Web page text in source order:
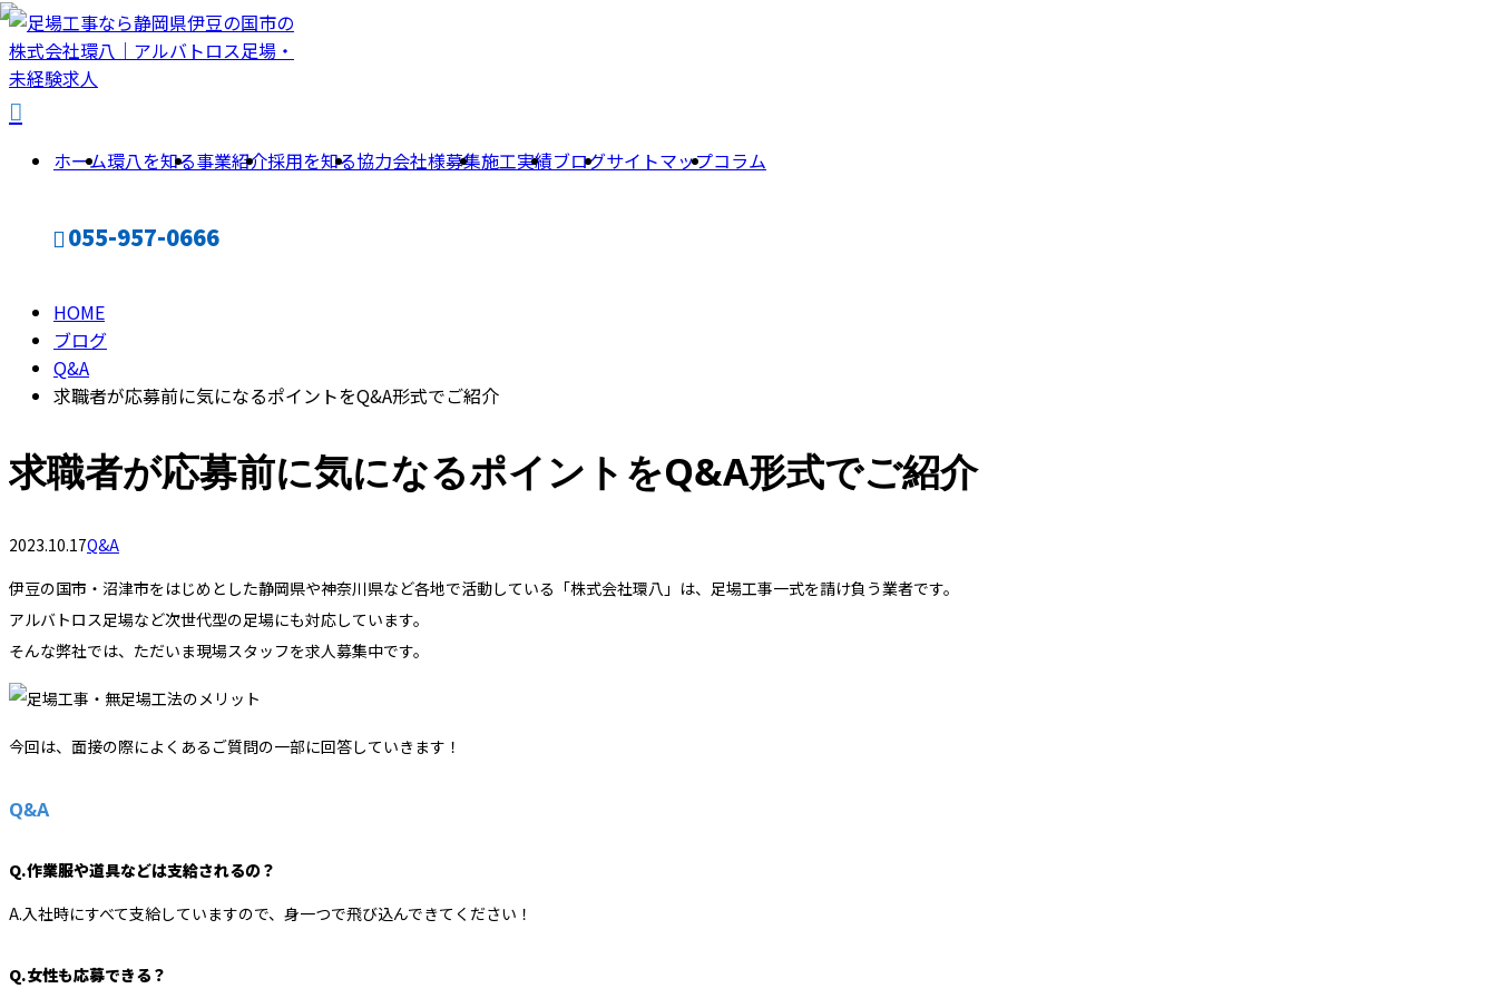
ホーム環八を知る事業紹介採用を知る協力会社様募集施工実績ブログサイトマップコラム
055-957-0666
CONTACT
ブ
BLOG
HOME
ブログ
Q&A
求職者が応募前に気になるポイントをQ&A形式でご紹介
求職者が応募前に気になるポイントをQ&A形式でご紹介
2023.10.17Q&A
伊豆の国市・沼津市をはじめとした静岡県や神奈川県など各地で活動している「株式会社環八」は、足場工事一式を請け負う業者です。
アルバトロス足場など次世代型の足場にも対応しています。
そんな弊社では、ただいま現場スタッフを求人募集中です。
今回は、面接の際によくあるご質問の一部に回答していきます！
Q&A
Q.作業服や道具などは支給されるの？
A.入社時にすべて支給していますので、身一つで飛び込んできてください！
Q.女性も応募できる？